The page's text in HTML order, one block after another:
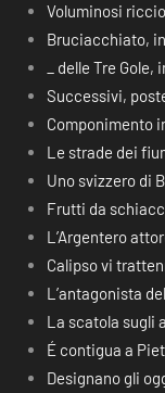
Voluminosi
Bruciacchiato,
_ delle Tre Gole,
Successivi,
Componimento
Le strade dei
Uno svizzero di
Frutti da
L’Argentero
Calipso vi
L’antagonista
La scatola sugli
É contigua a
Designano gli